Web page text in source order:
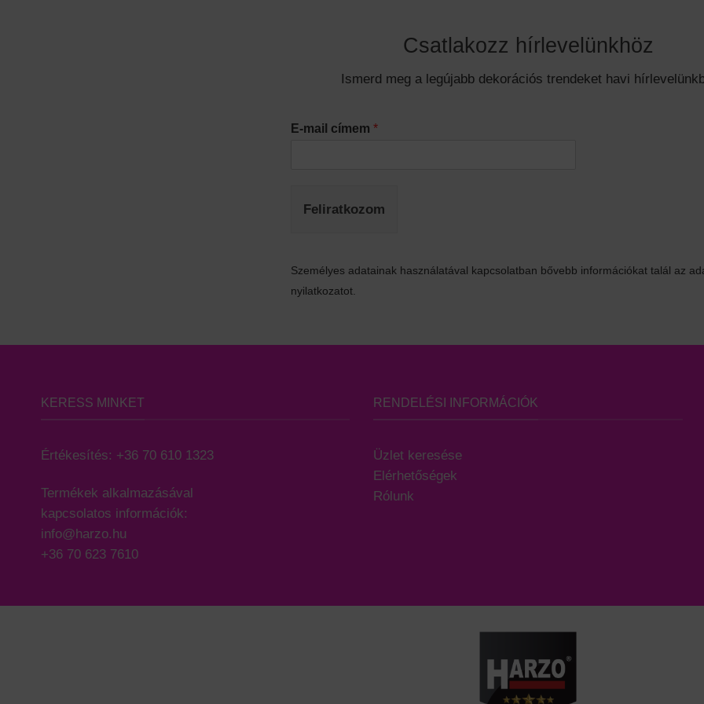
Csatlakozz hírlevelünkhöz
Ismerd meg a legújabb dekorációs trendeket havi
E-mail címem *
Feliratkozom
Személyes adatainak használatával kapcsolatban bővebb információkat talál az
nyilatkozatot.
KERESS MINKET
Értékesítés: +36 70 610 1323
Termékek alkalmazásával
kapcsolatos információk:
info@harzo.hu
+36 70 623 7610
RENDELÉSI INFORMÁCIÓK
Üzlet keresése
Elérhetőségek
Rólunk